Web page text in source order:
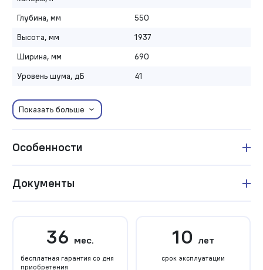
Глубина, мм
550
Высота, мм
1937
Ширина, мм
690
Уровень шума, дБ
41
Показать больше
Особенности
Документы
36 мес.
бесплатная гарантия со дня
приобретения
10 лет
срок эксплуатации